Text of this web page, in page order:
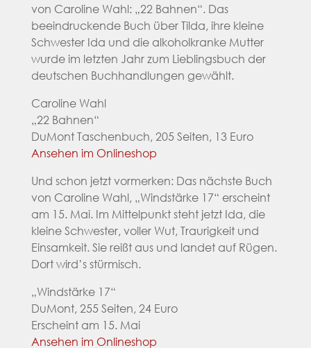
von Caroline Wahl: „22 Bahnen“. Das
beeindruckende Buch über Tilda, ihre kleine
Schwester Ida und die alkoholkranke Mutter
wurde im letzten Jahr zum Lieblingsbuch der
deutschen Buchhandlungen gewählt.
Caroline Wahl
„22 Bahnen“
DuMont Taschenbuch, 205 Seiten, 13 Euro
Ansehen im Onlineshop
Und schon jetzt vormerken: Das nächste Buch
von Caroline Wahl, „Windstärke 17“ erscheint
am 15. Mai. Im Mittelpunkt steht jetzt Ida, die
kleine Schwester, voller Wut, Traurigkeit und
Einsamkeit. Sie reißt aus und landet auf Rügen.
Dort wird’s stürmisch.
„Windstärke 17“
DuMont, 255 Seiten, 24 Euro
Erscheint am 15. Mai
Ansehen im Onlineshop